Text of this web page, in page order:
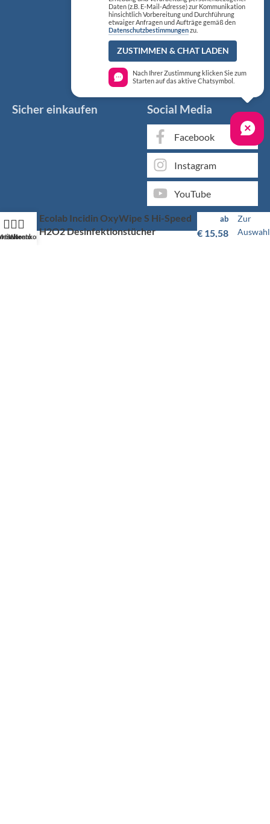
Sicher einkaufen Social Media
Facebook
Instagram
YouTube
Konto
Warenkorb
Ecolab Incidin OxyWipe S Hi-Speed
H2O2 Desinfektionstücher
ab
€ 15,58
Zur
Auswahl
Daten (z.B. E-Mail-Adresse) zur Kommunikation
hinsichtlich Vorbereitung und Durchführung
etwaiger Anfragen und Aufträge gemäß den
Datenschutzbestimmungenzu.
ZUSTIMMEN & CHAT LADEN
Nach Ihrer Zustimmung klicken Sie zum
Starten auf das aktive Chatsymbol.